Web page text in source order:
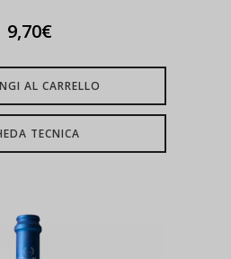
9,70€
AL CARRELLO
TECNICA